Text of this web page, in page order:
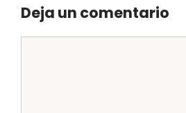
Deja un comentario